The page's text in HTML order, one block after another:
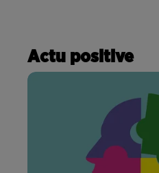
Actu positive